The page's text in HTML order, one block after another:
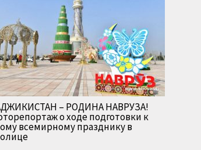
– РОДИНА НАВРУЗА!
о ходе подготовки к
всемирному празднику в